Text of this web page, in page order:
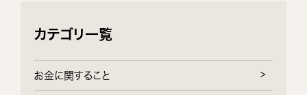
カテゴリ一覧
お金に関すること